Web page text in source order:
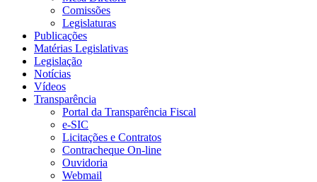
Comissões
Legislaturas
Publicações
Matérias Legislativas
Legislação
Notícias
Vídeos
Transparência
Portal da Transparência Fiscal
e-SIC
Licitações e Contratos
Contracheque On-line
Ouvidoria
Webmail